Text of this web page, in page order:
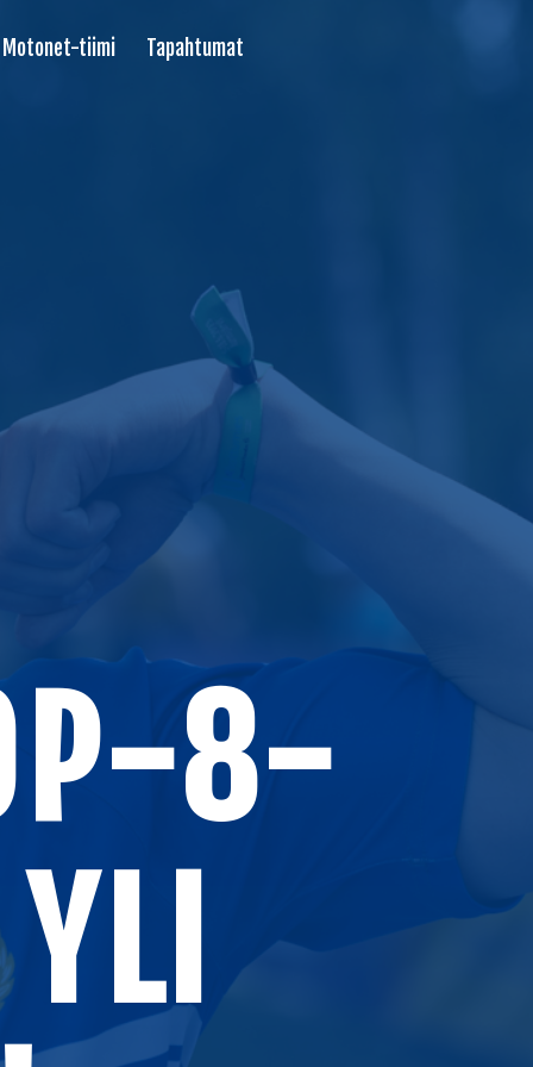
Motonet-tiimi Tapahtumat
8-